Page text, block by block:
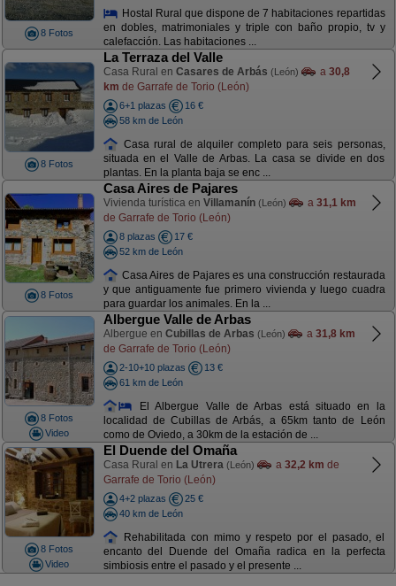
8 Fotos
Hostal Rural que dispone de 7 habitaciones repartidas
en dobles, matrimoniales y triple con baño propio, tv y
calefacción. Las habitaciones ...
8 Fotos
La Terraza del Valle
Casa Rural en Casares de Arbás (León) a 30,8
km de Garrafe de Torio (León)
6+1 plazas
16 €
58 km de León
Casa rural de alquiler completo para seis personas,
situada en el Valle de Arbas. La casa se divide en dos
plantas. En la planta baja se enc ...
8 Fotos
Casa Aires de Pajares
Vivienda turística en Villamanín (León) a 31,1 km
de Garrafe de Torio (León)
8 plazas
17 €
52 km de León
Casa Aires de Pajares es una construcción restaurada
y que antiguamente fue primero vivienda y luego cuadra
para guardar los animales. En la ...
8 Fotos
Video
Albergue Valle de Arbas
Albergue en Cubillas de Arbas (León) a 31,8 km
de Garrafe de Torio (León)
2-10+10 plazas
13 €
61 km de León
El Albergue Valle de Arbas está situado en la
localidad de Cubillas de Arbás, a 65km tanto de León
como de Oviedo, a 30km de la estación de ...
8 Fotos
Video
El Duende del Omaña
Casa Rural en La Utrera (León) a 32,2 km de
Garrafe de Torio (León)
4+2 plazas
25 €
40 km de León
Rehabilitada con mimo y respeto por el pasado, el
encanto del Duende del Omaña radica en la perfecta
simbiosis entre el pasado y el presente ...